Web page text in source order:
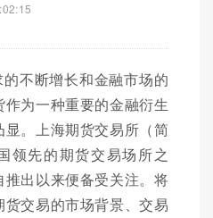
不断增长和金融市场的
为一种重要的金融衍生
。上海期货交易所（简
领先的期货交易场所之
出以来便备受关注。将
交易的市场背景、交易